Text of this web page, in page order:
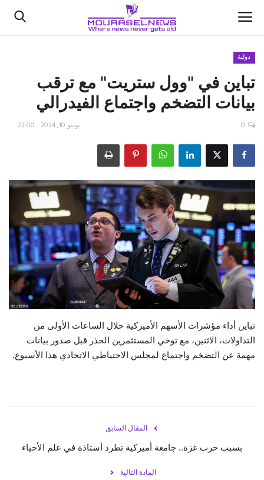
الأخبار
كتّابنا
اقتصاد
علوم وتكنولوجيا
رياضة
فيديو
حياة
دولية
تباين في "وول ستريت" مع ترقب
بيانات التضخم واجتماع الفيدرالي
يونيو 10, 2024 - 22:00 0
تباين أداء مؤشرات الأسهم الأميركية خلال الساعات الأولى من
التداولات، الاثنين، مع توخي المستثمرين الحذر قبل صدور بيانات
مهمة عن التضخم واجتماع لمجلس الاحتياطي الاتحادي هذا الأسبوع.
المقال السابق
بسبب حرب غزة.. جامعة أميركية تطرد أستاذة في علم الأحياء
المادة التالية